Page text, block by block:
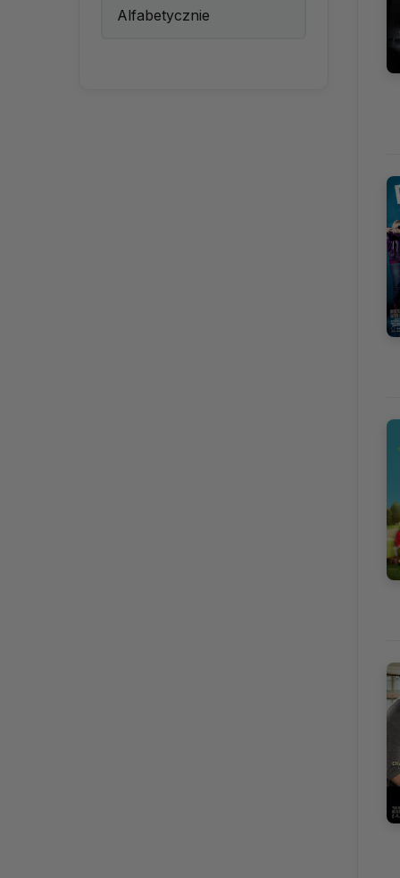
Alfabetycznie